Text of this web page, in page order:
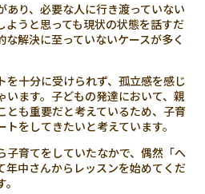
あり、必要な人に行き渡っていない
ようと思っても現状の状態を話すだ
解決に至っていないケースが多く
を十分に受けられず、孤立感を感じ
います。子どもの発達において、親
とも重要だと考えているため、子育
をしてきたいと考えています。
子育てをしていたなかで、偶然「へ
年中さんからレッスンを始めてくだ